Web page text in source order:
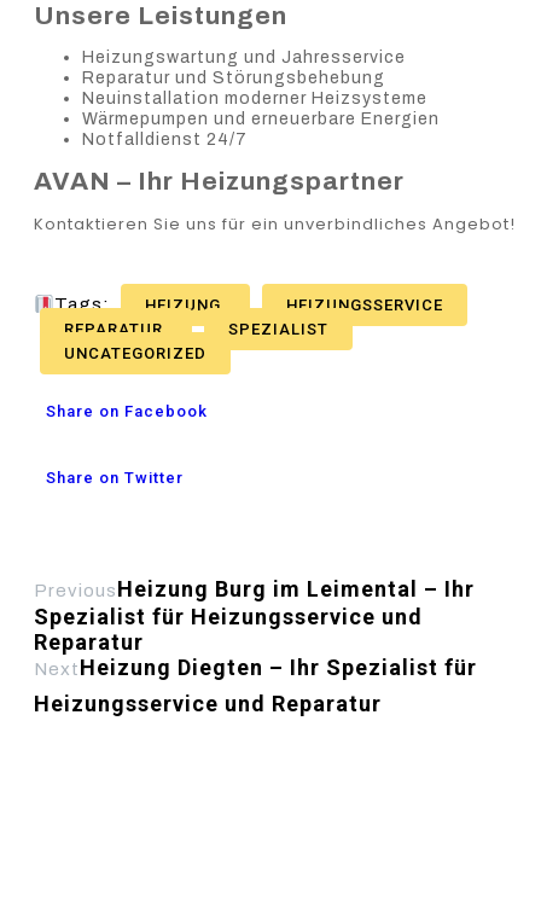
Unsere Leistungen
Heizungswartung und Jahresservice
Reparatur und Störungsbehebung
Neuinstallation moderner Heizsysteme
Wärmepumpen und erneuerbare Energien
Notfalldienst 24/7
AVAN – Ihr Heizungspartner
Kontaktieren Sie uns für ein unverbindliches Angebot!
Tags: HEIZUNG
HEIZUNGSSERVICE
REPARATUR
SPEZIALIST
UNCATEGORIZED
Share on Facebook
Share on Twitter
PreviousHeizung Burg im Leimental – Ihr
Spezialist für Heizungsservice und
Reparatur
NextHeizung Diegten – Ihr Spezialist für
Heizungsservice und Reparatur